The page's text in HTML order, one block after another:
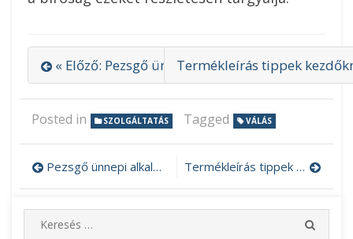
« Előző: Pezsgő ünnepi alkalmakra
Termékleírás tippek
Posted in SZOLGÁLTATÁS Tagged VÁLÁS
Bejegyzés
navigáció
Pezsgő ünnepi alkalmakra Termékleírás tippek kezdőknek